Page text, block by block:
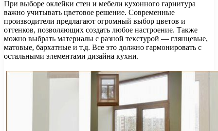
При выборе оклейки стен и мебели кухонного гарнитура
важно учитывать цветовое решение. Современные
производители предлагают огромный выбор цветов и
оттенков, позволяющих создать любое настроение. Также
можно выбрать материалы с разной текстурой — глянцевые,
матовые, бархатные и т.д. Все это должно гармонировать с
остальными элементами дизайна кухни.